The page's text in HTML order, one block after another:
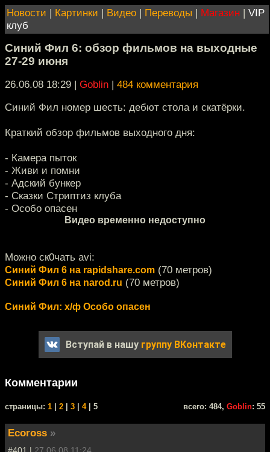
Новости | Картинки | Видео | Переводы | Магазин | VIP
клуб
Синий Фил 6: обзор фильмов на выходные
27-29 июня
26.06.08 18:29 | Goblin | 484 комментария
Синий Фил номер шесть: дебют стола и скатёрки.
Краткий обзор фильмов выходного дня:
- Камера пыток
- Живи и помни
- Адский бункер
- Сказки Стриптиз клуба
- Особо опасен
Видео временно недоступно
Можно ск0чать avi:
Синий Фил 6 на rapidshare.com (70 метров)
Синий Фил 6 на narod.ru (70 метров)
Синий Фил: х/ф Особо опасен
Вступай в нашу группу ВКонтакте
Комментарии
cтраницы: 1 2 3 4| 5 всего: 484, Goblin: 55
Ecoross »
#401 | 27.06.08 11:24